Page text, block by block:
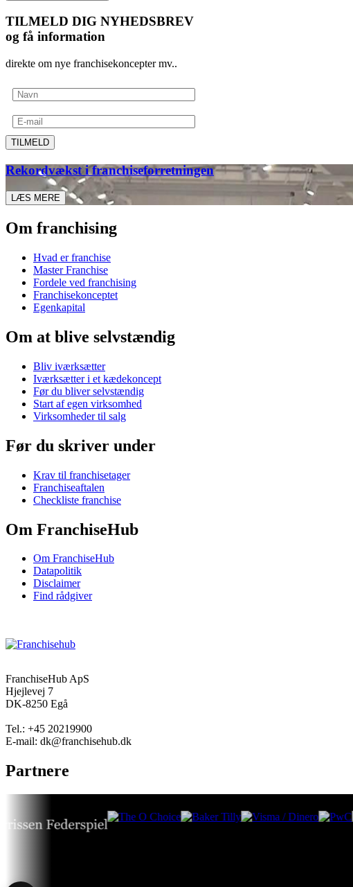
TILMELD DIG NYHEDSBREV
og få information
direkte om nye franchisekoncepter mv..
TILMELD
Rekordvækst i franchiseforretningen
LÆS MERE
Om franchising
Hvad er franchise
Master Franchise
Fordele ved franchising
Franchisekonceptet
Egenkapital
Om at blive selvstændig
Bliv iværksætter
Iværksætter i et kædekoncept
Før du bliver selvstændig
Start af egen virksomhed
Virksomheder til salg
Før du skriver under
Krav til franchisetager
Franchiseaftalen
Checkliste franchise
Om FranchiseHub
Om FranchiseHub
Datapolitik
Disclaimer
Find rådgiver
FranchiseHub ApS
Hjejlevej 7
DK-8250 Egå
Tel.: +45 20219900
E-mail: dk@franchisehub.dk
Partnere